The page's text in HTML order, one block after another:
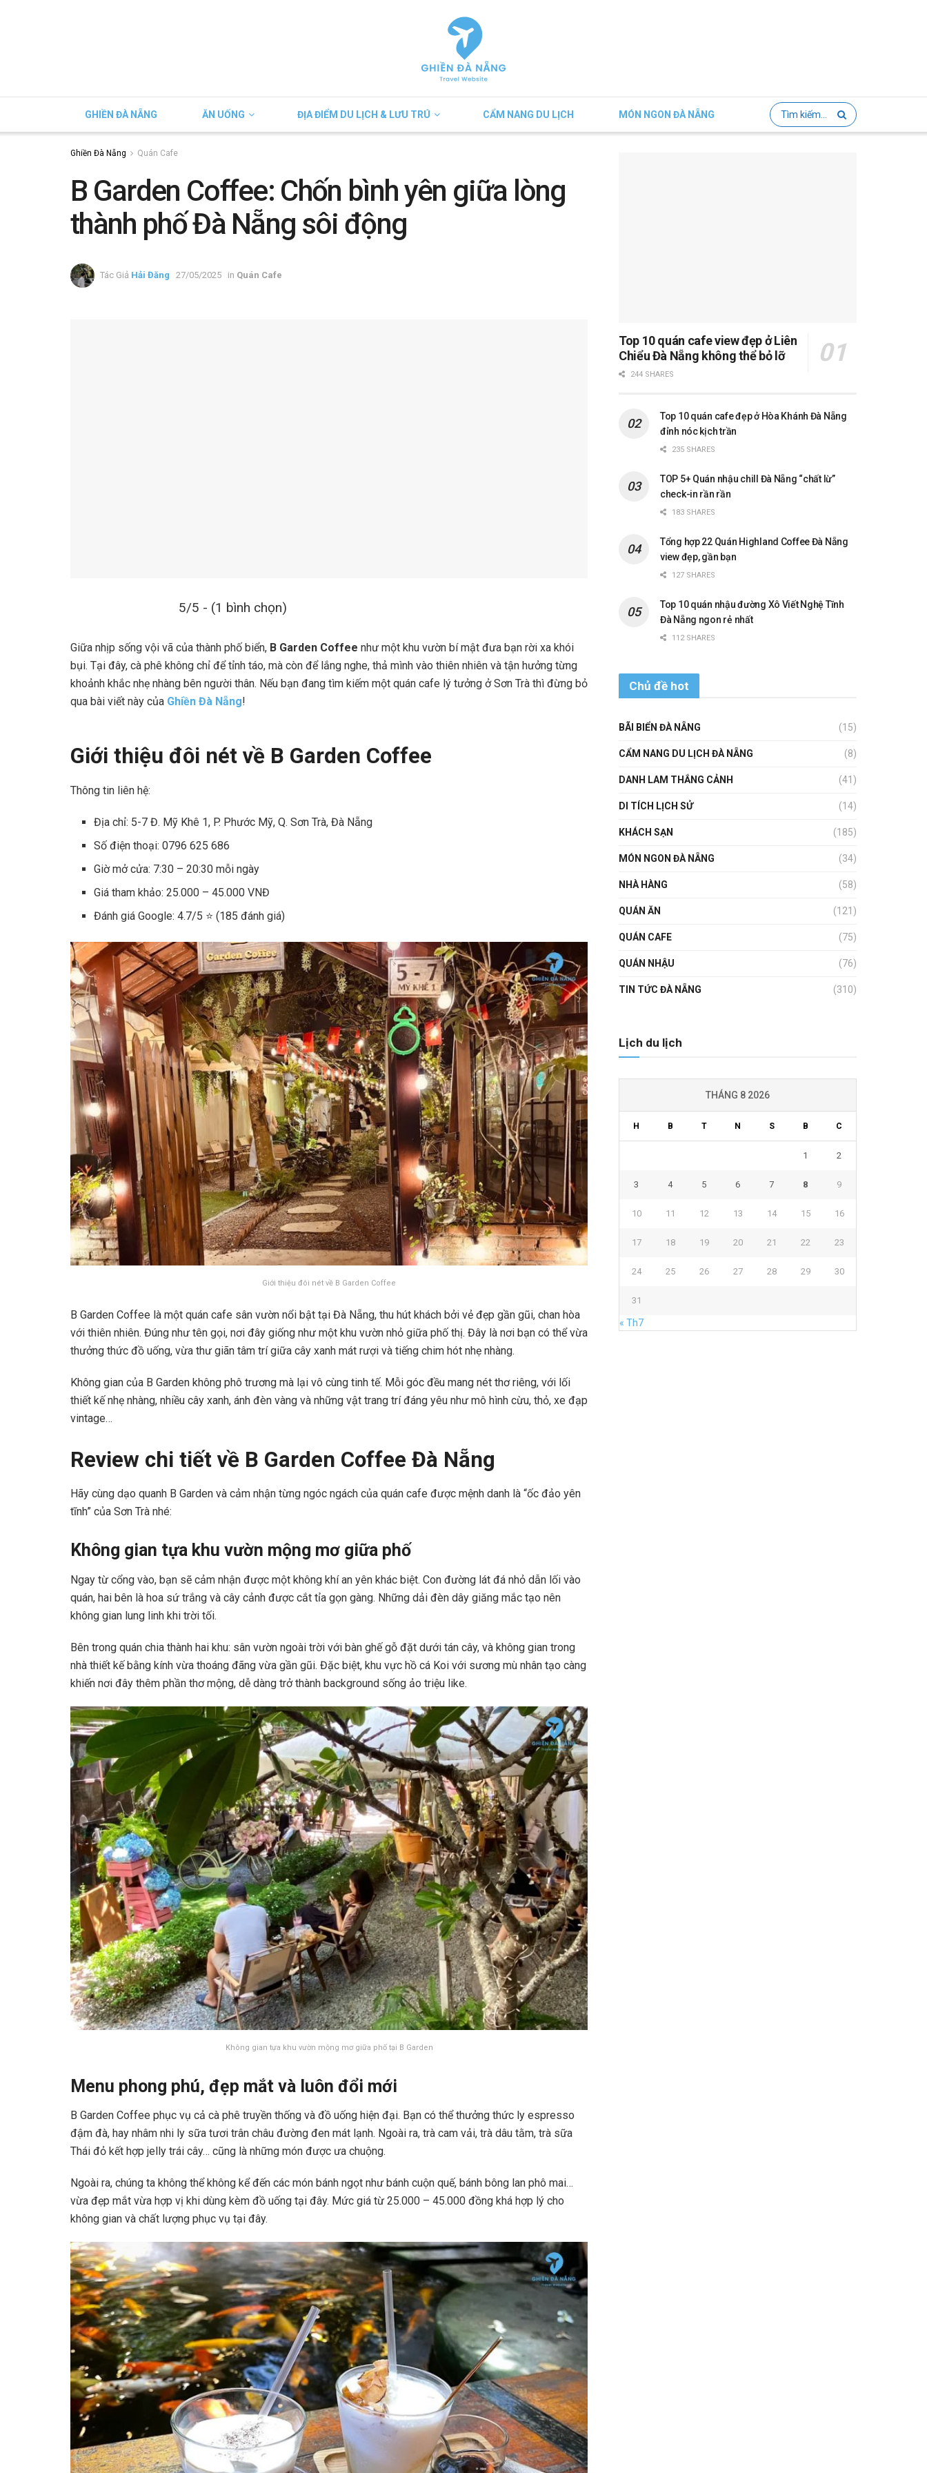
GHIỀN ĐÀ NẴNG ĂN UỐNG ĐỊA ĐIỂM DU LỊCH & LƯU TRÚ CẨM NANG DU LỊCH MÓN NGON ĐÀ NẴNG
Ghiền Đà Nẵng Quán Cafe
B Garden Coffee: Chốn bình yên giữa lòng
thành phố Đà Nẵng sôi động
Tác Giả Hải Đăng 27/05/2025 in Quán Cafe
5/5 - (1 bình chọn)
Giữa nhịp sống vội vã của thành phố biển, B Garden Coffee như một khu vườn bí mật đưa bạn rời xa khói
bụi. Tại đây, cà phê không chỉ để tỉnh táo, mà còn để lắng nghe, thả mình vào thiên nhiên và tận hưởng từng
khoảnh khắc nhẹ nhàng bên người thân. Nếu bạn đang tìm kiếm một quán cafe lý tưởng ở Sơn Trà thì đừng bỏ
qua bài viết này của Ghiền Đà Nẵng!
Giới thiệu đôi nét về B Garden Coffee
Thông tin liên hệ:
Địa chỉ: 5-7 Đ. Mỹ Khê 1, P. Phước Mỹ, Q. Sơn Trà, Đà Nẵng
Số điện thoại: 0796 625 686
Giờ mở cửa: 7:30 – 20:30 mỗi ngày
Giá tham khảo: 25.000 – 45.000 VNĐ
Đánh giá Google: 4.7/5 ⭐ (185 đánh giá)
Giới thiệu đôi nét về B Garden Coffee
B Garden Coffee là một quán cafe sân vườn nổi bật tại Đà Nẵng, thu hút khách bởi vẻ đẹp gần gũi, chan hòa
với thiên nhiên. Đúng như tên gọi, nơi đây giống như một khu vườn nhỏ giữa phố thị. Đây là nơi bạn có thể vừa
thưởng thức đồ uống, vừa thư giãn tâm trí giữa cây xanh mát rượi và tiếng chim hót nhẹ nhàng.
Không gian của B Garden không phô trương mà lại vô cùng tinh tế. Mỗi góc đều mang nét thơ riêng, với lối
thiết kế nhẹ nhàng, nhiều cây xanh, ánh đèn vàng và những vật trang trí đáng yêu như mô hình cừu, thỏ, xe đạp
vintage…
Review chi tiết về B Garden Coffee Đà Nẵng
Hãy cùng dạo quanh B Garden và cảm nhận từng ngóc ngách của quán cafe được mệnh danh là “ốc đảo yên
tĩnh” của Sơn Trà nhé:
Không gian tựa khu vườn mộng mơ giữa phố
Ngay từ cổng vào, bạn sẽ cảm nhận được một không khí an yên khác biệt. Con đường lát đá nhỏ dẫn lối vào
quán, hai bên là hoa sứ trắng và cây cảnh được cắt tỉa gọn gàng. Những dải đèn dây giăng mắc tạo nên
không gian lung linh khi trời tối.
Bên trong quán chia thành hai khu: sân vườn ngoài trời với bàn ghế gỗ đặt dưới tán cây, và không gian trong
nhà thiết kế bằng kính vừa thoáng đãng vừa gần gũi. Đặc biệt, khu vực hồ cá Koi với sương mù nhân tạo càng
khiến nơi đây thêm phần thơ mộng, dễ dàng trở thành background sống ảo triệu like.
Không gian tựa khu vườn mộng mơ giữa phố tại B Garden
Menu phong phú, đẹp mắt và luôn đổi mới
B Garden Coffee phục vụ cả cà phê truyền thống và đồ uống hiện đại. Bạn có thể thưởng thức ly espresso
đậm đà, hay nhâm nhi ly sữa tươi trân châu đường đen mát lạnh. Ngoài ra, trà cam vải, trà dâu tằm, trà sữa
Thái đỏ kết hợp jelly trái cây… cũng là những món được ưa chuộng.
Ngoài ra, chúng ta không thể không kể đến các món bánh ngọt như bánh cuộn quế, bánh bông lan phô mai…
vừa đẹp mắt vừa hợp vị khi dùng kèm đồ uống tại đây. Mức giá từ 25.000 – 45.000 đồng khá hợp lý cho
không gian và chất lượng phục vụ tại đây.
Top 10 quán cafe view đẹp ở Liên
Chiểu Đà Nẵng không thể bỏ lỡ
244 SHARES
Top 10 quán cafe đẹp ở Hòa Khánh Đà Nẵng
đỉnh nóc kịch trần
235 SHARES
TOP 5+ Quán nhậu chill Đà Nẵng “chất lừ”
check-in rần rần
183 SHARES
Tổng hợp 22 Quán Highland Coffee Đà Nẵng
view đẹp, gần bạn
127 SHARES
Top 10 quán nhậu đường Xô Viết Nghệ Tĩnh
Đà Nẵng ngon rẻ nhất
112 SHARES
Chủ đề hot
BÃI BIỂN ĐÀ NẴNG (15)
CẨM NANG DU LỊCH ĐÀ NẴNG (8)
DANH LAM THẮNG CẢNH (41)
DI TÍCH LỊCH SỬ (14)
KHÁCH SẠN (185)
MÓN NGON ĐÀ NẴNG (34)
NHÀ HÀNG (58)
QUÁN ĂN (121)
QUÁN CAFE (75)
QUÁN NHẬU (76)
TIN TỨC ĐÀ NẴNG (310)
Lịch du lịch
THÁNG 8 2026
H B T N S B C
1 2
3 4 5 6 7 8 9
10 11 12 13 14 15 16
17 18 19 20 21 22 23
24 25 26 27 28 29 30
31
« Th7